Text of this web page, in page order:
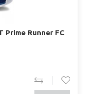
Prime Runner FC